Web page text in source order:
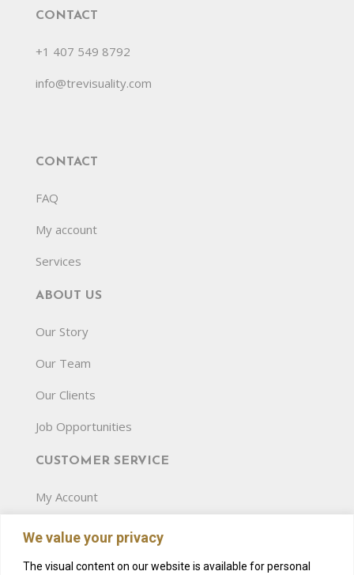
We value your privacy
The visual content on our website is available for personal
CONTACT
+1 407 549 8792
info@trevisuality.com
CONTACT
FAQ
My account
Services
ABOUT US
Our Story
Our Team
Our Clients
Job Opportunities
CUSTOMER SERVICE
My Account
Terms and Conditions
Privacy Policy